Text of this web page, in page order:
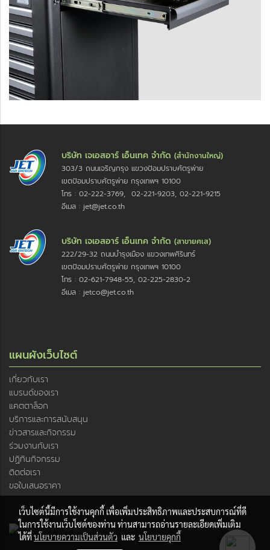
บริษัท เจเอสอาร์ เอ็นเทค จำกัด (สำนักงานใหญ่)
303/3 ถนนเจริญกรุง แขวงป้อมปราบศัตรูพ่าย
เขตป้อมปราบศัตรูพ่าย กรุงเทพฯ 10100
โทร : 02-222-3769, 02-221-9203, 02-221-9215
อีเมล : jet@jet.co.th
บริษัท เจเอสอาร์ เอ็นเทค จำกัด (สาขายศเส)
222/29-32 ถนนบำรุงเมือง แขวงเทพศิรินทร์
เขตป้อมปราบศัตรูพ่าย กรุงเทพฯ 10100
โทร : 02-621-7948-55, 02-225-2830-2
อีเมล : jetco@jet.co.th
แผนผังเว็บไซต์
เกี่ยวกับเรา
แบรนด์ของเรา
แคตตาล็อก
บริการและการสนับสนุน
ข่าวสารและกิจกรรม
ร่วมงานกับเรา
ปฏิทินกิจกรรม
ติดต่อเรา
ขอใบเสนอราคา
เว็บไซต์นี้มีการใช้งานคุกกี้ เพื่อเพิ่มประสิทธิภาพและประสบการณ์ที่ดี
ในการใช้งานเว็บไซต์ของท่าน ท่านสามารถอ่านรายละเอียดเพิ่มเติม
ได้ที่นโยบายความเป็นส่วนตัว และ นโยบายคุกกี้